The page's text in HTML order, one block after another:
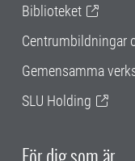
Biblioteket
Centrumbildningar
Gemensamma
SLU Holding